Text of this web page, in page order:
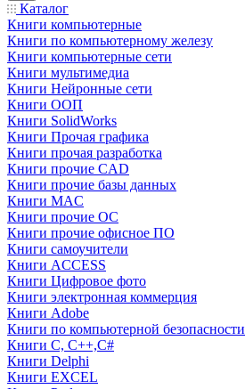
Каталог
Книги компьютерные
Книги по компьютерному железу
Книги компьютерные сети
Книги мультимедиа
Книги Нейронные сети
Книги ООП
Книги SolidWorks
Книги Прочая графика
Книги прочая разработка
Книги прочие CAD
Книги прочие базы данных
Книги MAC
Книги прочие ОС
Книги прочие офисное ПО
Книги самоучители
Книги ACCESS
Книги Цифровое фото
Книги электронная коммерция
Книги Adobe
Книги по компьютерной безопасности
Книги C, C++,С#
Книги Delphi
Книги EXCEL